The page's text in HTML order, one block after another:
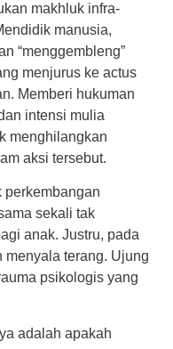
makhluk infra-
manusia,
“menggembleng”
menjurus ke actus
Memberi hukuman
intensi mulia
menghilangkan
aksi tersebut.
perkembangan
sekali tak
anak. Justru, pada
menyala terang. Ujung
psikologis yang
adalah apakah